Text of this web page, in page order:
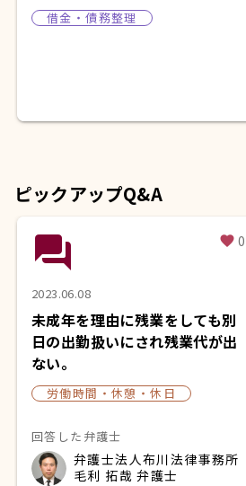
借金・債務整理
ピックアップQ&A
question_answer favorite 0
2023.06.08
未成年を理由に残業をしても別
日の出勤扱いにされ残業代が出
ない。
労働時間・休憩・休日
回答した弁護士
弁護士法人布川法律事務所
毛利 拓哉 弁護士